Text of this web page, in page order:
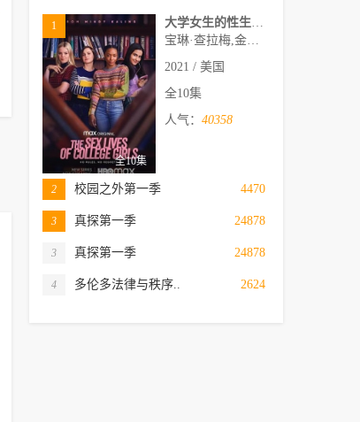
全10集
1
2021 / 美国
全10集
人气：40358
2 校园之外第一季 4470
3 真探第一季 24878
3 真探第一季 24878
4 多伦多法律与秩序.. 2624